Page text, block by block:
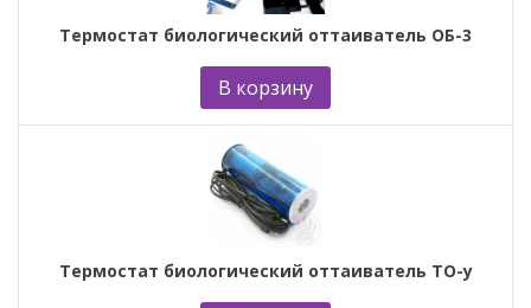
Термостат биологический оттаиватель ОБ-3
В корзину
Термостат биологический оттаиватель ТО-у